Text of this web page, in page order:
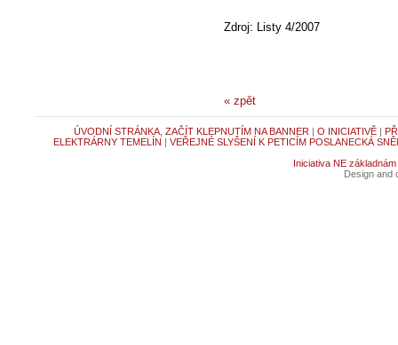
Zdroj: Listy 4/2007
« zpět
ÚVODNÍ STRÁNKA, ZAČÍT KLEPNUTÍM NA BANNER | O INICIATIVĚ|
ELEKTRÁRNY TEMELÍN | VEŘEJNÉ SLYŠENÍ K PETICÍM POSLANECKÁ
Iniciativa NE základnám
Design and